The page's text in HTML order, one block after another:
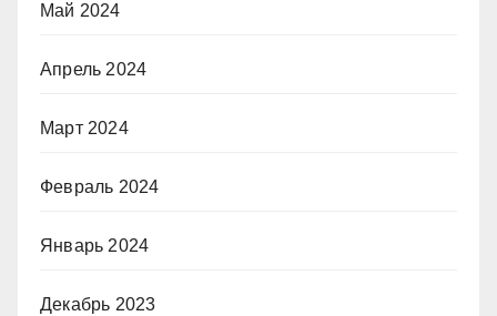
Май 2024
Апрель 2024
Март 2024
Февраль 2024
Январь 2024
Декабрь 2023